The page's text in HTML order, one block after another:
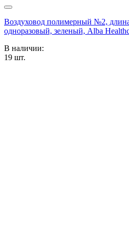
Воздуховод полимерный №2,
одноразовый, зеленый, Alba
В наличии:
19 шт.